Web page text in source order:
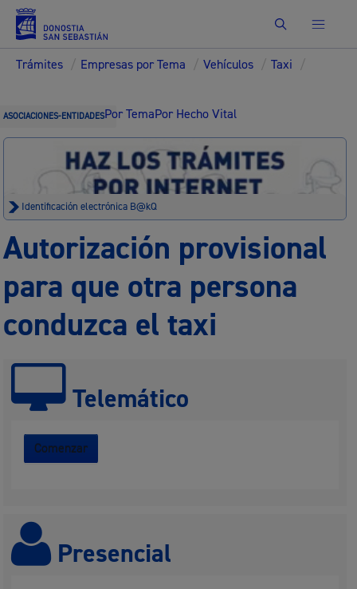
Buscar
Trámites / Empresas por Tema / Vehículos / Taxi /
ASOCIACIONES-ENTIDADESPor TemaPor Hecho Vital
Identificación electrónica B@kQ
Autorización provisional
para que otra persona
conduzca el taxi
Telemático
Comenzar
Presencial